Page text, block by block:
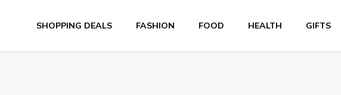
SHOPPING DEALS FASHION FOOD HEALTH GIFTS